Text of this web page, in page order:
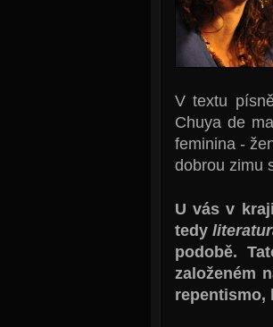
V textu
Chuya de
feminina -
dobrou zimu
U vás v
tedy
podobě.
založeném
repentismo,